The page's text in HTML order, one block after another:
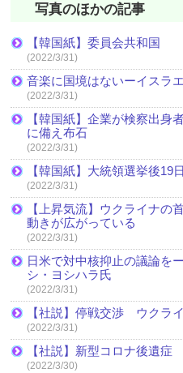
写真のほかの記事
【韓国紙】委員会共和国
(2022/3/31)
音楽に国境はないーイスラ
(2022/3/31)
【韓国紙】企業が検察出
に備え布石
(2022/3/31)
【韓国紙】大統領選挙後19
(2022/3/31)
【上昇気流】ウクライナの
動きが広がっている
(2022/3/31)
日米で対中核抑止の議論を
シ・ヨシハラ氏
(2022/3/31)
【社説】停戦交渉 ウクラ
(2022/3/31)
【社説】新型コロナ後遺
(2022/3/30)